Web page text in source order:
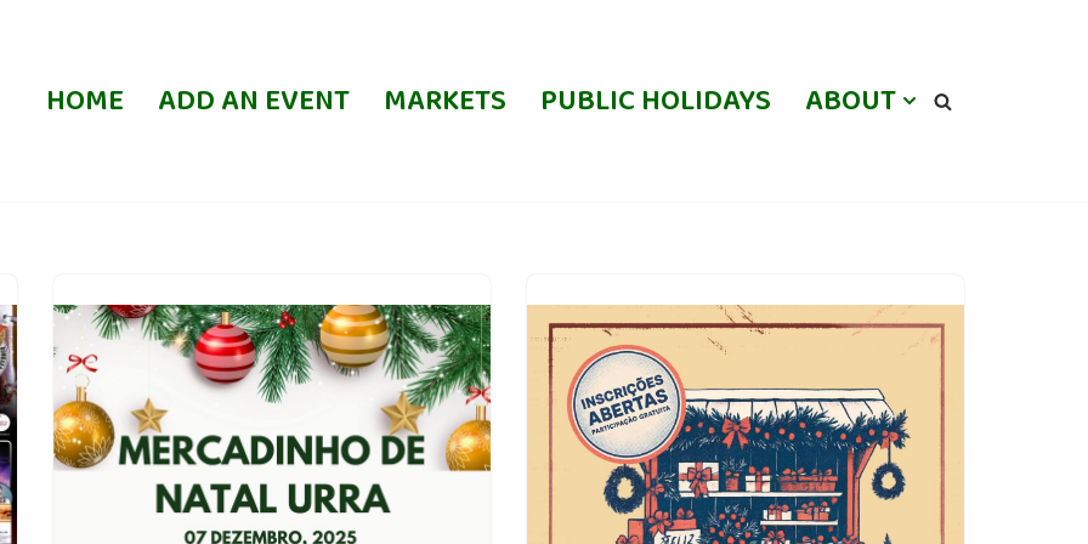
HOME ADD AN EVENT MARKETS PUBLIC HOLIDAYS ABOUT